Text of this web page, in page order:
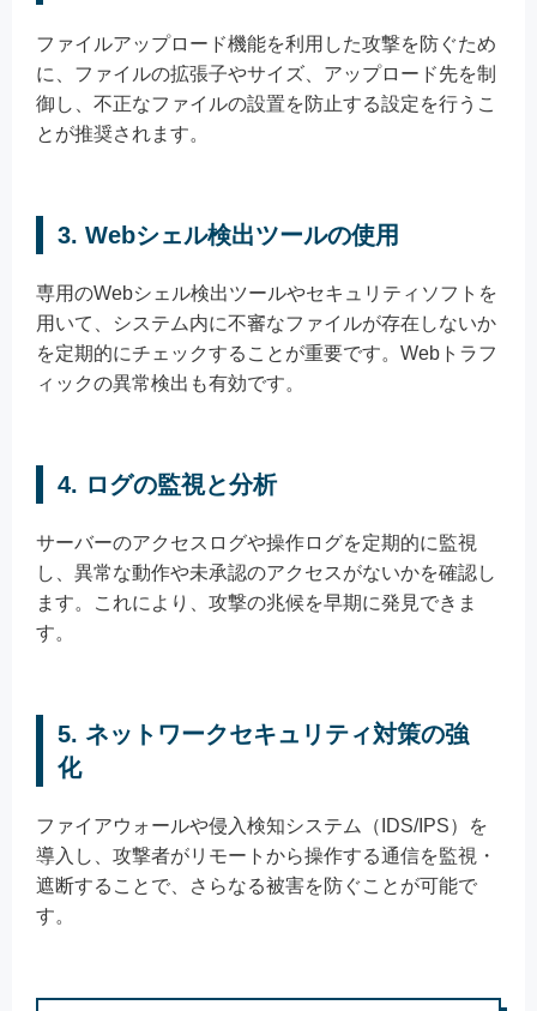
ファイルアップロード機能を利用した攻撃を防ぐため
に、ファイルの拡張子やサイズ、アップロード先を制
御し、不正なファイルの設置を防止する設定を行うこ
とが推奨されます。
3. Webシェル検出ツールの使用
専用のWebシェル検出ツールやセキュリティソフトを
用いて、システム内に不審なファイルが存在しないか
を定期的にチェックすることが重要です。Webトラフ
ィックの異常検出も有効です。
4. ログの監視と分析
サーバーのアクセスログや操作ログを定期的に監視
し、異常な動作や未承認のアクセスがないかを確認し
ます。これにより、攻撃の兆候を早期に発見できま
す。
5. ネットワークセキュリティ対策の強
化
ファイアウォールや侵入検知システム（IDS/IPS）を
導入し、攻撃者がリモートから操作する通信を監視・
遮断することで、さらなる被害を防ぐことが可能で
す。